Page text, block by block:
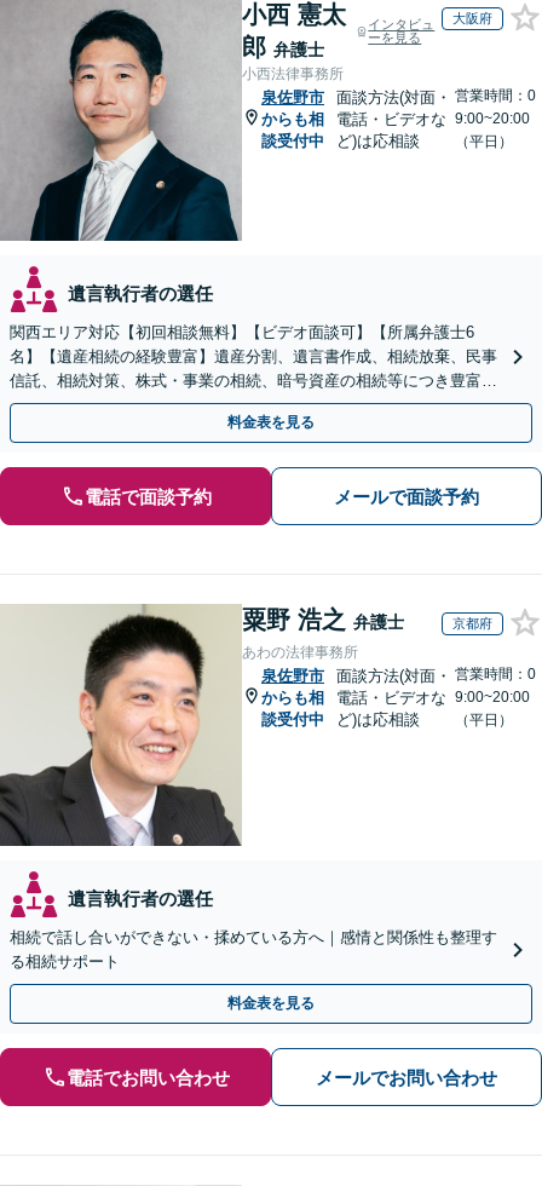
小西 憲太
郎 弁護士
インタビュ
ーを見る
大阪府
小西法律事務所
泉佐野市
からも相
談受付中
面談方法(対面・
電話・ビデオな
ど)は応相談
営業時間：0
9:00~20:00
（平日）
遺言執行者の選任
関西エリア対応【初回相談無料】【ビデオ面談可】【所属弁護士6
名】【遺産相続の経験豊富】遺産分割、遺言書作成、相続放棄、民事
信託、相続対策、株式・事業の相続、暗号資産の相続等につき豊富な
対応実績。【バリアフリー】【完全個室対応】
料金表を見る
電話で面談予約 メールで面談予約
粟野 浩之 弁護士 京都府
あわの法律事務所
泉佐野市
からも相
談受付中
面談方法(対面・
電話・ビデオな
ど)は応相談
営業時間：0
9:00~20:00
（平日）
遺言執行者の選任
相続で話し合いができない・揉めている方へ｜感情と関係性も整理す
る相続サポート
料金表を見る
電話でお問い合わせ メールでお問い合わせ